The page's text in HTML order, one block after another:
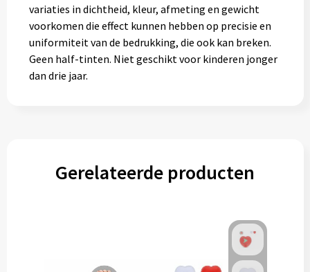
variaties in dichtheid, kleur, afmeting en gewicht
voorkomen die effect kunnen hebben op precisie en
uniformiteit van de bedrukking, die ook kan breken.
Geen half-tinten. Niet geschikt voor kinderen jonger
dan drie jaar.
Gerelateerde producten